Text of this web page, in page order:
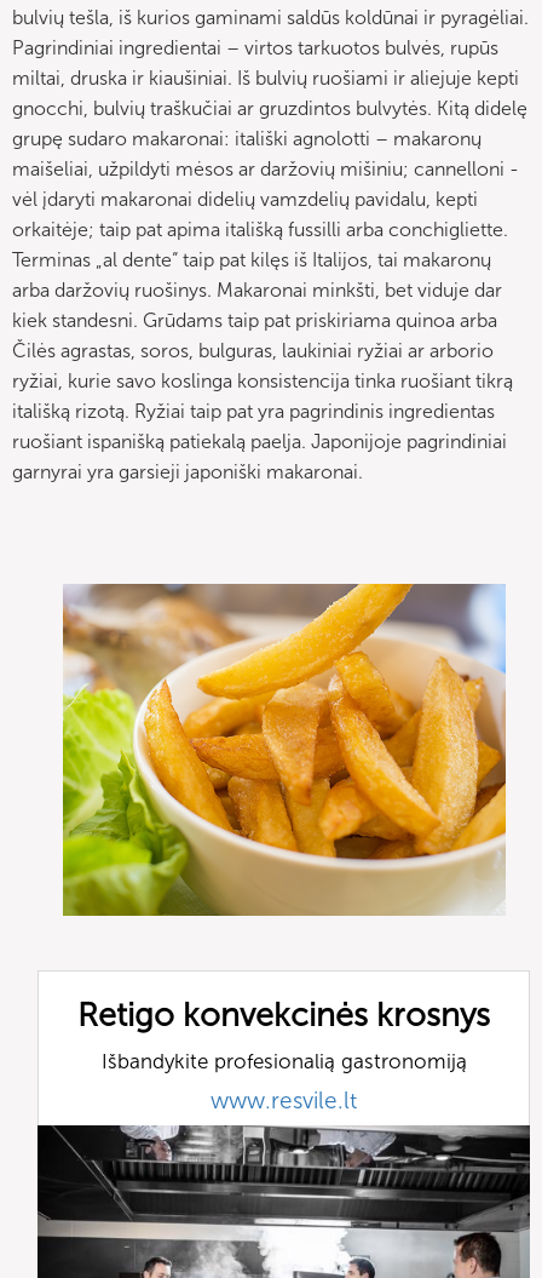
bulvių tešla, iš kurios gaminami saldūs koldūnai ir pyragėliai.
Pagrindiniai ingredientai – virtos tarkuotos bulvės, rupūs
miltai, druska ir kiaušiniai. Iš bulvių ruošiami ir aliejuje kepti
gnocchi, bulvių traškučiai ar gruzdintos bulvytės. Kitą didelę
grupę sudaro makaronai: itališki agnolotti – makaronų
maišeliai, užpildyti mėsos ar daržovių mišiniu; cannelloni -
vėl įdaryti makaronai didelių vamzdelių pavidalu, kepti
orkaitėje; taip pat apima itališką fussilli arba conchigliette.
Terminas „al dente“ taip pat kilęs iš Italijos, tai makaronų
arba daržovių ruošinys. Makaronai minkšti, bet viduje dar
kiek standesni. Grūdams taip pat priskiriama quinoa arba
Čilės agrastas, soros, bulguras, laukiniai ryžiai ar arborio
ryžiai, kurie savo koslinga konsistencija tinka ruošiant tikrą
itališką rizotą. Ryžiai taip pat yra pagrindinis ingredientas
ruošiant ispanišką patiekalą paelja. Japonijoje pagrindiniai
garnyrai yra garsieji japoniški makaronai.
Retigo konvekcinės krosnys
Išbandykite profesionalią gastronomiją
www.resvile.lt